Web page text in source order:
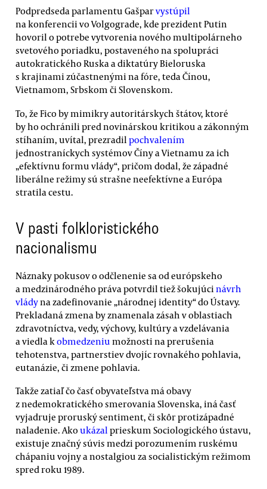
Podpredseda parlamentu Gašparvystúpil
na konferencii vo Volgograde, kde prezident Putin
hovoril o potrebe vytvorenia nového multipolárneho
svetového poriadku, postaveného na spolupráci
autokratického Ruska a diktatúry Bieloruska
s krajinami zúčastnenými na fóre, teda Čínou,
Vietnamom, Srbskom či Slovenskom.
To, že Fico by mimikry autoritárskych štátov, ktoré
by ho ochránili pred novinárskou kritikou a zákonným
stíhaním, uvítal, prezradil pochvalením
jednostraníckych systémov Číny a Vietnamu za ich
„efektívnu formu vlády“, pričom dodal, že západné
liberálne režimy sú strašne neefektívne a Európa
stratila cestu.
V pasti folkloristického
nacionalismu
Náznaky pokusov o odčlenenie sa od európskeho
a medzinárodného práva potvrdil tiež šokujúci návrh
vládyna zadefinovanie „národnej identity“ do Ústavy.
Prekladaná zmena by znamenala zásah v oblastiach
zdravotníctva, vedy, výchovy, kultúry a vzdelávania
a viedla kobmedzeniu možnosti na prerušenia
tehotenstva, partnerstiev dvojíc rovnakého pohlavia,
eutanázie, či zmene pohlavia.
Takže zatiaľ čo časť obyvateľstva má obavy
z nedemokratického smerovania Slovenska, iná časť
vyjadruje proruský sentiment, či skôr protizápadné
naladenie. Akoukázal prieskum Sociologického ústavu,
existuje značný súvis medzi porozumením ruskému
chápaniu vojny a nostalgiou za socialistickým režimom
spred roku 1989.